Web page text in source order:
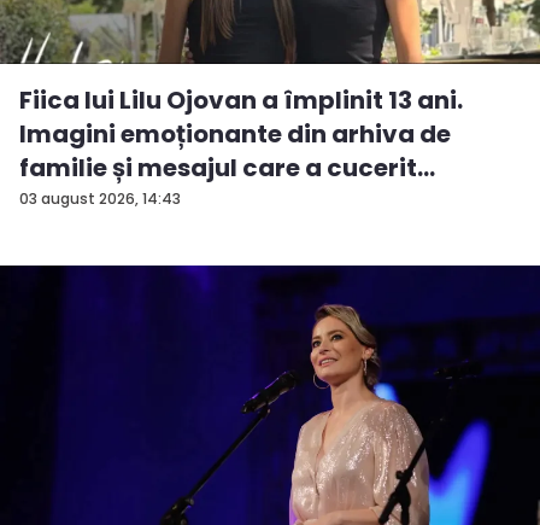
03 august 2026, 14:43
Fiica lui Lilu Ojovan a împlinit 13 ani.
Imagini emoționante din arhiva de
familie și mesajul care a cucerit
Interne...